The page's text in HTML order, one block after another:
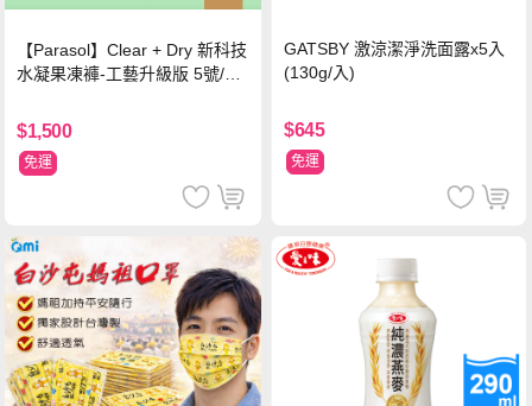
【Parasol】Clear + Dry 新科技
水凝果凍褲-工藝升級版 5號/XL
$1,500
免運
GATSBY 激涼潔淨洗面露x5入
(130g/入)
$645
免運